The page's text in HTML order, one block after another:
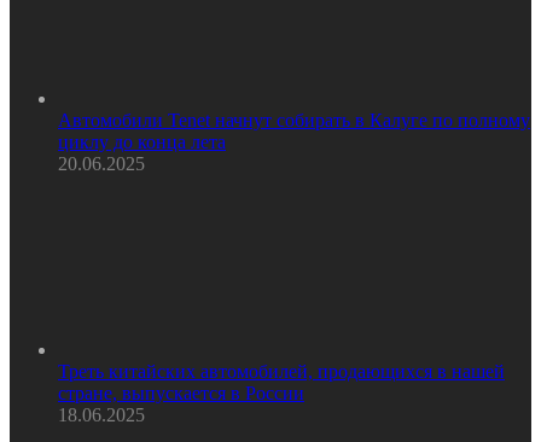
Автомобили Tenet начнут собирать в Калуге по полному
циклу до конца лета
20.06.2025
Треть китайских автомобилей, продающихся в нашей
стране, выпускается в России
18.06.2025